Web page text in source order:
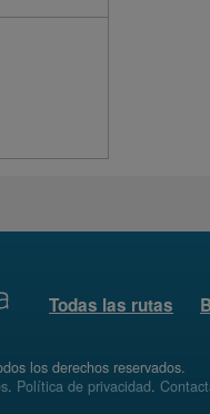
Todas las rutas
los derechos reservados.
. Política de privacidad.